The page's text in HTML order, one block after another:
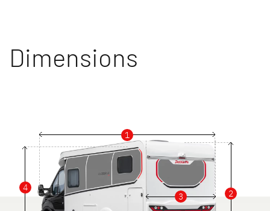
Dimensions
1
2
3
4